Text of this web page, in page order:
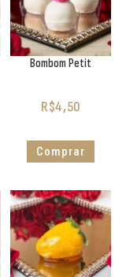
Bombom Petit
R$4,50
Comprar